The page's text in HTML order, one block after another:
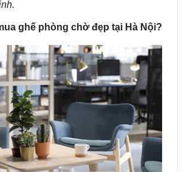
ghế phòng chờ đẹp tại Hà Nội?